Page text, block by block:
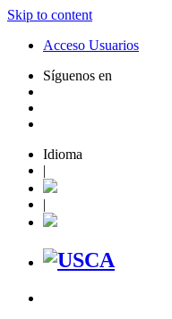
Skip to content
Acceso Usuarios
Síguenos en
Idioma
|
|